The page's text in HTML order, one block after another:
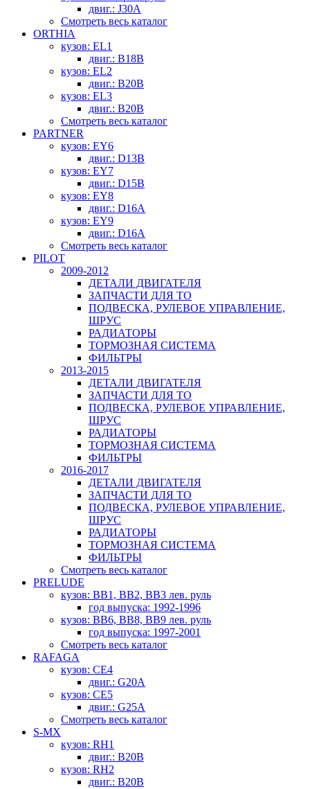
двиг.: J30A
Смотреть весь каталог
ORTHIA
кузов: EL1
двиг.: B18B
кузов: EL2
двиг.: B20B
кузов: EL3
двиг.: B20B
Смотреть весь каталог
PARTNER
кузов: EY6
двиг.: D13B
кузов: EY7
двиг.: D15B
кузов: EY8
двиг.: D16A
кузов: EY9
двиг.: D16A
Смотреть весь каталог
PILOT
2009-2012
ДЕТАЛИ ДВИГАТЕЛЯ
ЗАПЧАСТИ ДЛЯ ТО
ПОДВЕСКА, РУЛЕВОЕ УПРАВЛЕНИЕ,
ШРУС
РАДИАТОРЫ
ТОРМОЗНАЯ СИСТЕМА
ФИЛЬТРЫ
2013-2015
ДЕТАЛИ ДВИГАТЕЛЯ
ЗАПЧАСТИ ДЛЯ ТО
ПОДВЕСКА, РУЛЕВОЕ УПРАВЛЕНИЕ,
ШРУС
РАДИАТОРЫ
ТОРМОЗНАЯ СИСТЕМА
ФИЛЬТРЫ
2016-2017
ДЕТАЛИ ДВИГАТЕЛЯ
ЗАПЧАСТИ ДЛЯ ТО
ПОДВЕСКА, РУЛЕВОЕ УПРАВЛЕНИЕ,
ШРУС
РАДИАТОРЫ
ТОРМОЗНАЯ СИСТЕМА
ФИЛЬТРЫ
Смотреть весь каталог
PRELUDE
кузов: BB1, BB2, BB3 лев. руль
год выпуска: 1992-1996
кузов: BB6, BB8, BB9 лев. руль
год выпуска: 1997-2001
Смотреть весь каталог
RAFAGA
кузов: CE4
двиг.: G20A
кузов: CE5
двиг.: G25A
Смотреть весь каталог
S-MX
кузов: RH1
двиг.: B20B
кузов: RH2
двиг.: B20B